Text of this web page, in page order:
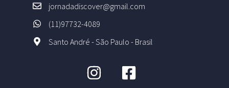
jornadadiscover@gmail.com
(11)97732-4089
Santo André - São Paulo - Brasil